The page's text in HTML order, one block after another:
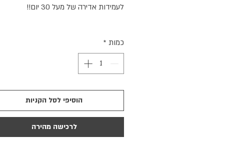
לעמידות אדירה של מעל 30 יום!!
כמות *
הוסיפי לסל הקניות
לרכישה מהירה